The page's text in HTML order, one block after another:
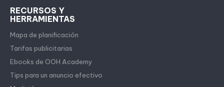
RECURSOS Y
HERRAMIENTAS
Mapa de planificación
Tarifas publicitarias
Ebooks de OOH Academy
Tips para un anuncio efectivo